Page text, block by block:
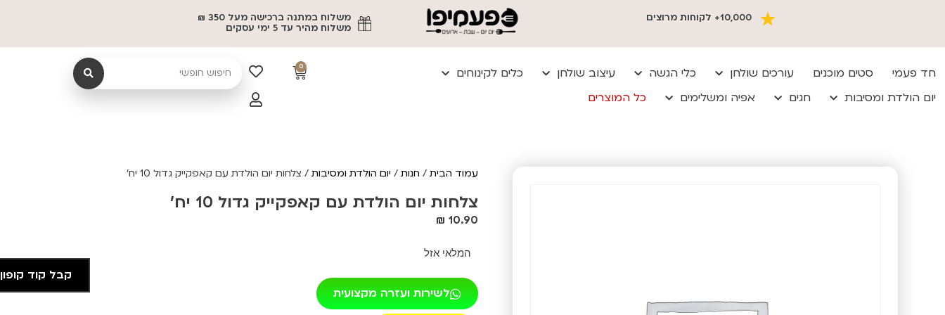
10,000+ לקוחות מרוצים
משלוח במתנה ברכישה מעל 350 ₪
משלוח מהיר עד 5 ימי עסקים
חד פעמי סטים מוכנים עורכים שולחן כלי הגשה עיצוב שולחן
כלים לקינוחים
יום הולדת ומסיבות
חגים אפיה ומשלימים כל המוצרים
0
עמוד הבית/ חנות/ יום הולדת ומסיבות/ צלחות יום הולדת עם קאפקייק גדול 10 יח'
צלחות יום הולדת עם קאפקייק גדול 10 יח'
₪ 10.90
המלאי אזל
לשירות ועזרה מקצועית
קבל קוד